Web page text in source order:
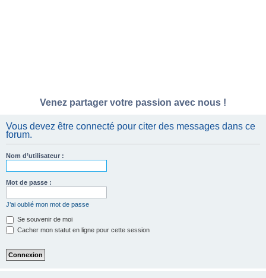
Venez partager votre passion avec nous !
Vous devez être connecté pour citer des messages dans ce
forum.
Nom d’utilisateur :
Mot de passe :
J’ai oublié mon mot de passe
Se souvenir de moi
Cacher mon statut en ligne pour cette session